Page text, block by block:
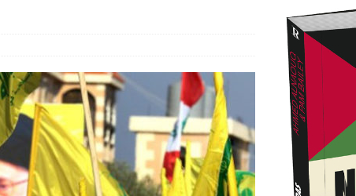
des entrepôts de médicaments, aggravant ainsi la